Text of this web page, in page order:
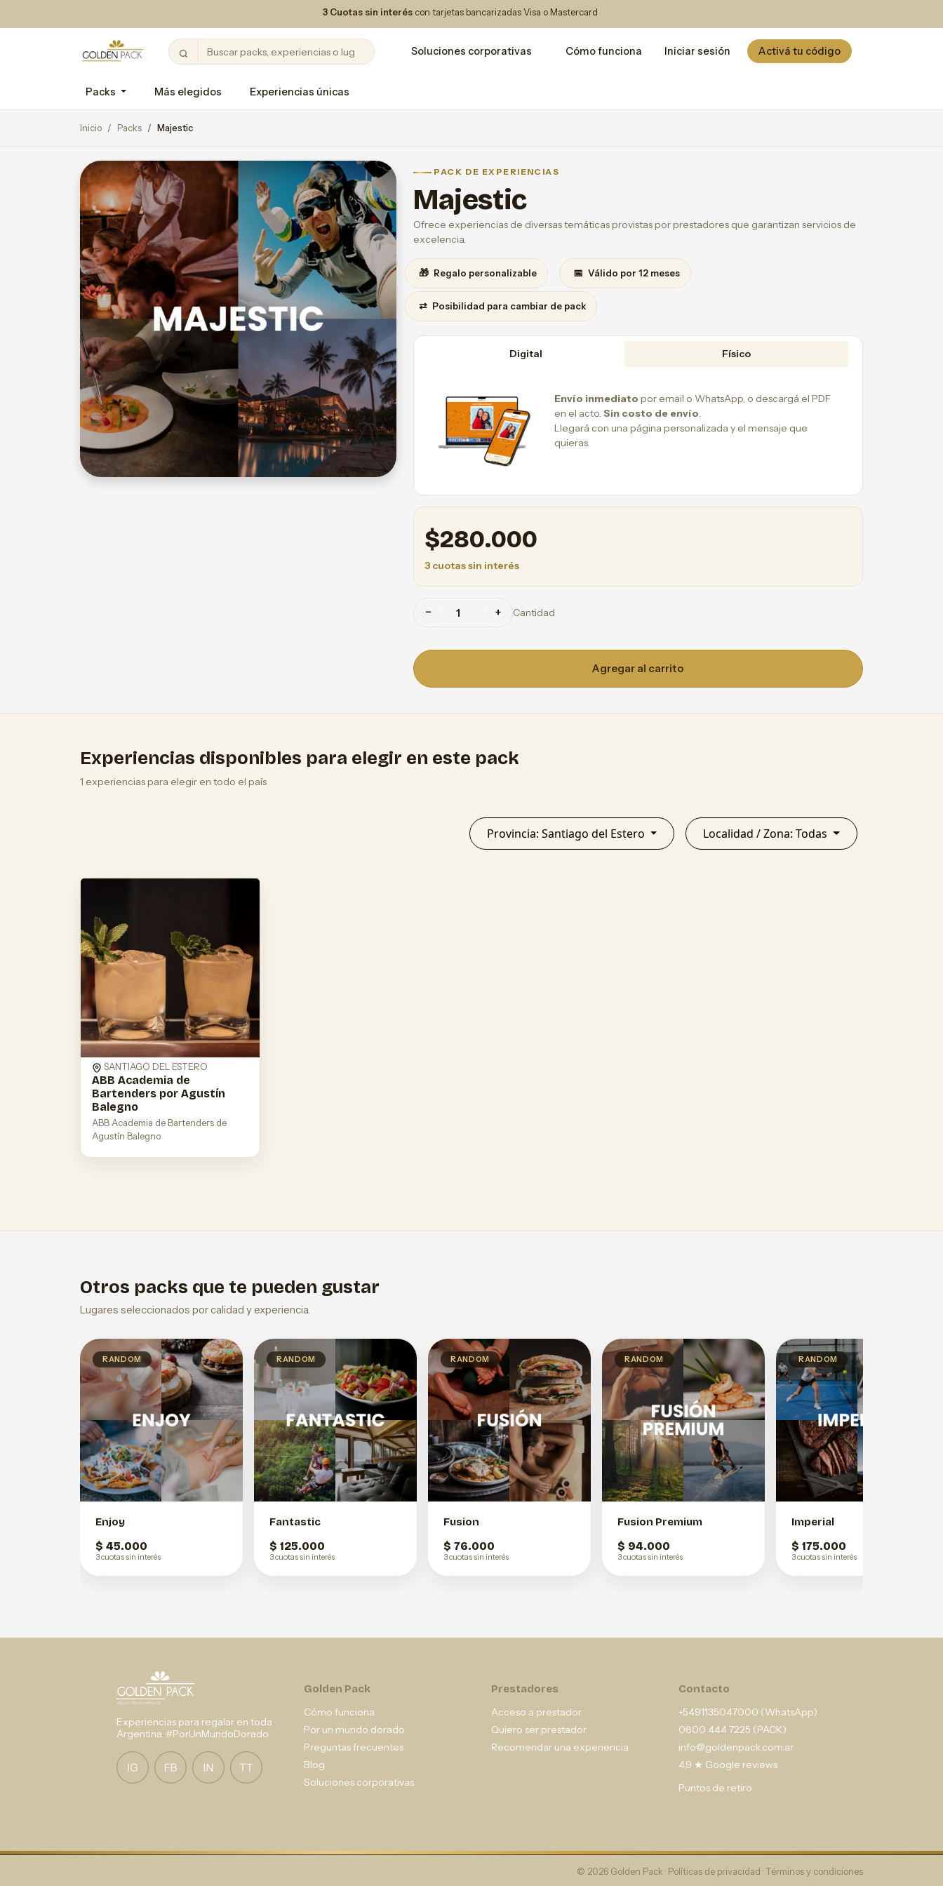
3 Cuotas sin interés con tarjetas bancarizadas Visa o Mastercard
Soluciones corporativas Cómo funciona Iniciar sesión Activá tu código
Packs Más elegidos Experiencias únicas
Inicio Packs Majestic
PACK DE EXPERIENCIAS
Majestic
Ofrece experiencias de diversas temáticas provistas por prestadores que garantizan servicios de
excelencia.
🎁 Regalo personalizable 📅 Válido por 12 meses
⇄ Posibilidad para cambiar de pack
Digital Físico
Envío inmediato por email o WhatsApp, o descargá el PDF
en el acto. Sin costo de envío
Llegará con una página personalizada y el mensaje que
quieras.
$280.000
3 cuotas sin interés
− + Cantidad
Agregar al carrito
Experiencias disponibles para elegir en este pack
1 experiencias para elegir en todo el país
Provincia: Santiago del Estero Localidad / Zona: Todas
SANTIAGO DEL ESTERO
ABB Academia de
Bartenders por Agustín
Balegno
ABB Academia de Bartenders de
Agustín Balegno
Otros packs que te pueden gustar
Lugares seleccionados por calidad y experiencia.
RANDOM
Enjoy
$ 45.000
3 cuotas sin interés
RANDOM
Fantastic
$ 125.000
3 cuotas sin interés
RANDOM
Fusion
$ 76.000
3 cuotas sin interés
RANDOM
Fusion Premium
$ 94.000
3 cuotas sin interés
RANDOM
Imperial
$ 175.000
3 cuotas sin interés
Experiencias para regalar en toda
Argentina. #PorUnMundoDorado
Golden Pack
Cómo funciona
Por un mundo dorado
Preguntas frecuentes
Blog
Soluciones corporativas
Prestadores
Acceso a prestador
Quiero ser prestador
Recomendar una experiencia
Contacto
+5491135047000 (WhatsApp)
0800 444 7225 (PACK)
info@goldenpack.com.ar
4,9 ★ Google reviews
Puntos de retiro
© 2026 Golden Pack · Políticas de privacidad · Términos y condiciones